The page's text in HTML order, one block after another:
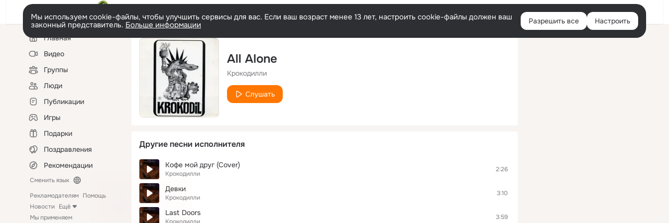
Войти
Мы используем cookie-файлы, чтобы улучшить сервисы для вас. Если ваш возраст менее 13 лет, настроить cookie-файлы должен ваш
законный представитель. Больше информации Разрешить все Настроить
Левая
колонкаГлавная
Видео
Группы
Люди
Публикации
Игры
Подарки
Поздравления
Рекомендации
Сменить язык
Рекламодателям Помощь
Новости Ещё
Мы применяем
All Alone
Крокодилли
Слушать
Другие песни исполнителя
Кофе мой друг (Cover)
Крокодилли
2:26
Девки
Крокодилли
3:10
Last Doors 3:59